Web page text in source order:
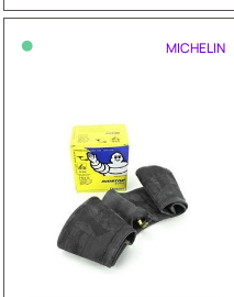
• MICHELIN